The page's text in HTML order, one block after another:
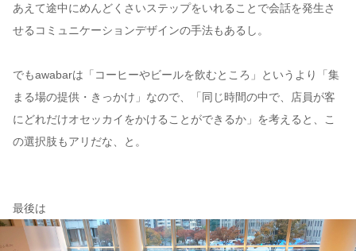
あえて途中にめんどくさいステップをいれることで会話を発生さ
せるコミュニケーションデザインの手法もあるし。
でもawabarは「コーヒーやビールを飲むところ」というより「集
まる場の提供・きっかけ」なので、「同じ時間の中で、店員が客
にどれだけオセッカイをかけることができるか」を考えると、こ
の選択肢もアリだな、と。
最後は